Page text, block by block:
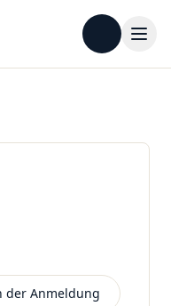
der Anmeldung